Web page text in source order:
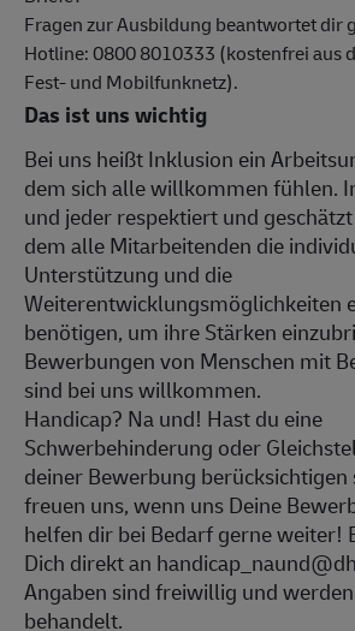
Fragen zur Ausbildung beantwortet dir
Hotline: 0800 8010333 (kostenfrei aus
Fest- und Mobilfunknetz).
Das ist uns wichtig
Bei uns heißt Inklusion ein
dem sich alle willkommen fühlen.
und jeder respektiert und
dem alle Mitarbeitenden die
Unterstützung und die
Weiterentwicklungsmöglichkeiten
benötigen, um ihre Stärken
Bewerbungen von Menschen mit
sind bei uns willkommen.
Handicap? Na und! Hast du eine
Schwerbehinderung oder
deiner Bewerbung
freuen uns, wenn uns Deine
helfen dir bei Bedarf gerne weiter!
Dich direkt an
Angaben sind freiwillig und
behandelt.